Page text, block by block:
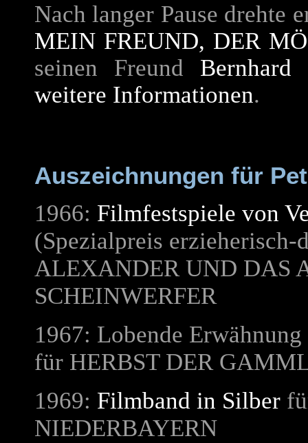
Nach langer Pause drehte
MEIN FREUND, DER
seinen Freund Bernhard
weitere Informationen.
Auszeichnungen für
1966: Filmfestspiele von
(Spezialpreis
ALEXANDER UND DAS
SCHEINWERFER
1967: Lobende
für HERBST DER
1969: Filmband in Silber
NIEDERBAYERN